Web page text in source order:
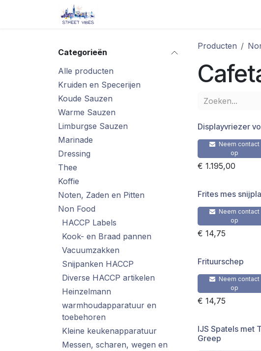
Overslaan naar inhoud
Categorieën
Alle producten
Kruiden en Specerijen
Koude Sauzen
Warme Sauzen
Limburgse Sauzen
Marinade
Dressing
Thee
Koffie
Noten, Zaden en Pitten
Non Food
HACCP Labels
Kook- en Braad pannen
Vacuumzakken
Snijpanken HACCP
Diverse HACCP artikelen
Heinzelmann
warmhoudapparatuur en
toebehoren
Kleine keukenapparatuur
Messen, scharen, wegen en
Producten
Displayvriezer
Neem contact
op
€ 1.195,00
Frites mes
Neem contact
op
€ 14,75
Frituurschep
Neem contact
op
€ 14,75
IJS Spatels met
Greep